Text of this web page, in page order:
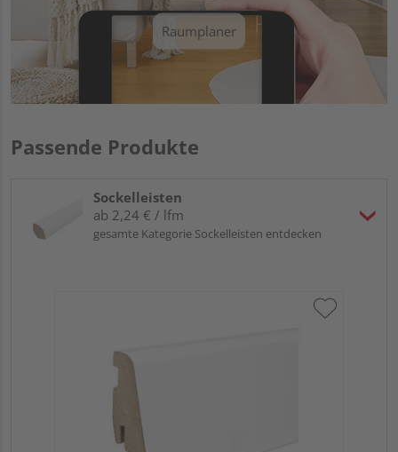
Raumplaner
Passende Produkte
Sockelleisten
ab 2,24 € / lfm
gesamte Kategorie Sockelleisten entdecken